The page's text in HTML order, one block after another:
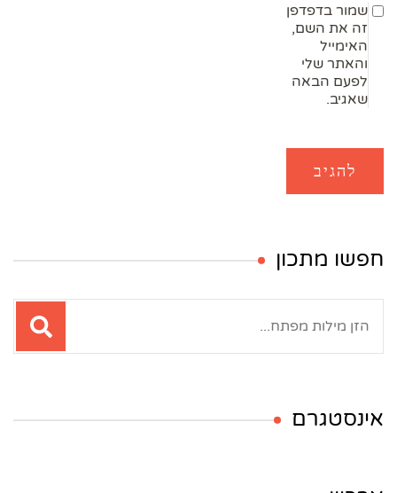
שמור בדפדפן
זה את השם,
האימייל
והאתר שלי
לפעם הבאה
שאגיב.
חפשו מתכון
אינסטגרם